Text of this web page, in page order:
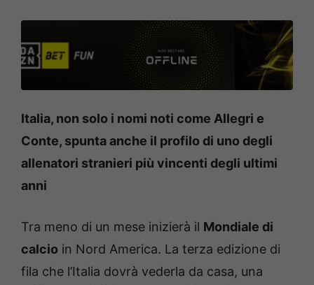
Italia, non solo i nomi noti come Allegri e
Conte, spunta anche il profilo di uno degli
allenatori stranieri più vincenti degli ultimi
anni
Tra meno di un mese inizierà il Mondiale di
calcio in Nord America. La terza edizione di
fila che l’Italia dovrà vederla da casa, una